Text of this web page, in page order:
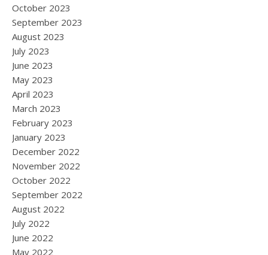
October 2023
September 2023
August 2023
July 2023
June 2023
May 2023
April 2023
March 2023
February 2023
January 2023
December 2022
November 2022
October 2022
September 2022
August 2022
July 2022
June 2022
May 2022